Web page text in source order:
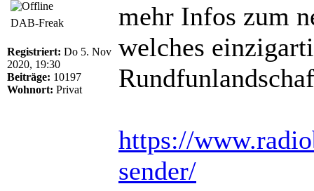
DAB-Freak
Registriert: Do 5. Nov
2020, 19:30
Beiträge: 10197
Wohnort: Privat
mehr Infos zum
welches
https://
sender/